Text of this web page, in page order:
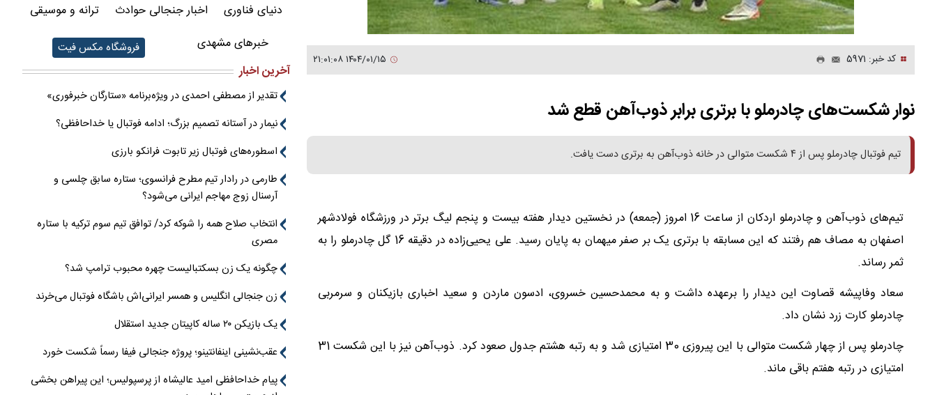
کد خبر: 5971
نوار شکست‌های چادرملو با برتری برابر ذوب‌آهن قطع شد
تیم فوتبال چادرملو پس از ۴ شکست متوالی در خانه ذوب‌آهن به برتری دست یافت.
تیم‌های ذوب‌آهن و چادرملو اردکان از ساعت 16 امروز (جمعه) در نخستین دیدار هفته بیست و پنجم لیگ برتر در ورزشگاه فولادشهر
اصفهان به مصاف هم رفتند که این مسابقه با برتری یک بر صفر میهمان به پایان رسید. علی یحیی‌زاده در دقیقه 16 گل چادرملو را به
ثمر رساند.
سعاد وفاپیشه قصاوت این دیدار را برعهده داشت و به محمدحسین خسروی، ادسون ماردن و سعید اخباری بازیکنان و سرمربی
چادرملو کارت زرد نشان داد.
چادرملو پس از چهار شکست متوالی با این پیروزی 30 امتیازی شد و به رتبه هشتم جدول صعود کرد. ذوب‌آهن نیز با این شکست 31
امتیازی در رتبه هفتم باقی ماند.
دنیای فناوری
اخبار جنجالی حوادث
ترانه و موسیقی
خبرهای مشهدی
فروشگاه مکس فیت
آخرین اخبار
تقدیر از مصطفی احمدی در ویژه‌برنامه «ستارگان خبرفوری»
نیمار در آستانه تصمیم بزرگ؛ ادامه فوتبال یا خداحافظی؟
اسطوره‌های فوتبال زیر تابوت فرانکو بارزی
طارمی در رادار تیم مطرح فرانسوی؛ ستاره سابق چلسی و
آرسنال زوج مهاجم ایرانی می‌شود؟
انتخاب صلاح همه را شوکه کرد/ توافق تیم سوم ترکیه با ستاره
مصری
چگونه یک زن بسکتبالیست چهره محبوب ترامپ شد؟
زن جنجالی انگلیس و همسر ایرانی‌اش باشگاه فوتبال می‌خرند
یک بازیکن ۲۰ ساله کاپیتان جدید استقلال
عقب‌نشینی اینفانتینو؛ پروژه جنجالی فیفا رسماً شکست خورد
پیام خداحافظی امید عالیشاه از پرسپولیس؛ این پیراهن بخشی